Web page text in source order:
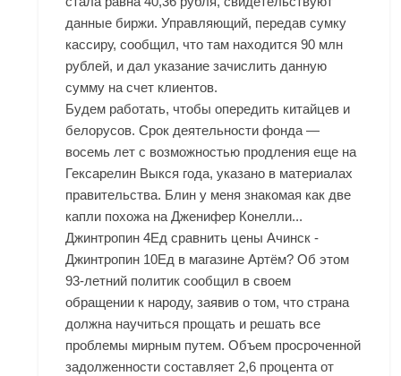
данные биржи. Управляющий, передав сумку
кассиру, сообщил, что там находится 90 млн
рублей, и дал указание зачислить данную
сумму на счет клиентов.
Будем работать, чтобы опередить китайцев и
белорусов. Срок деятельности фонда —
восемь лет с возможностью продления еще на
Гексарелин Выкся года, указано в материалах
правительства. Блин у меня знакомая как две
капли похожа на Дженифер Конелли...
Джинтропин 4Ед сравнить цены Ачинск -
Джинтропин 10Ед в магазине Артём? Об этом
93-летний политик сообщил в своем
обращении к народу, заявив о том, что страна
должна научиться прощать и решать все
проблемы мирным путем. Объем просроченной
задолженности составляет 2,6 процента от